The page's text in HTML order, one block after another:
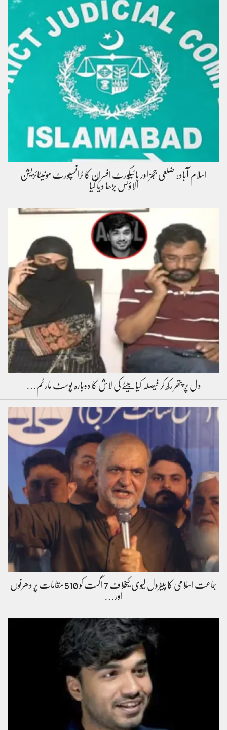
اسلام آباد: ضلعی ججز اور ہائیکورٹ افسران کا ٹرانسپورٹ مونیٹائزیشن
الاؤنس بڑھا دیا گیا
دل پر پتھر رکھ کر فیصلہ کیا بیٹے کی لاش کا دوبارہ پوسٹ مارٹم…
جماعت اسلامی کا پیٹرول لیوی کیخلاف 7 اگست کو 510 مقامات پر دھرنوں
اور…